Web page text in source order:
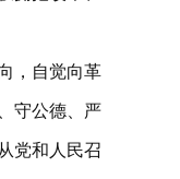
，自觉向革
守公德、严
党和人民召